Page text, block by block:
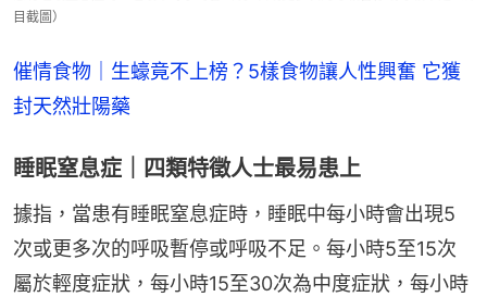
目截圖）
催情食物｜生蠔竟不上榜？5樣食物讓人性興奮 它獲
封天然壯陽藥
睡眠窒息症｜四類特徵人士最易患上
據指，當患有睡眠窒息症時，睡眠中每小時會出現5
次或更多次的呼吸暫停或呼吸不足。每小時5至15次
屬於輕度症狀，每小時15至30次為中度症狀，每小時